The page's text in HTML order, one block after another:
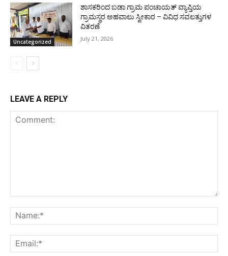
Uncategorized
ಶಾಸಕರಿಂದ ಬಡಾ ಗ್ರಾಮ ಪಂಚಾಯತ್ ವ್ಯಾಪ್ತಿಯ
ಗ್ರಾಮಸ್ಥರ ಅಹವಾಲು ಸ್ವೀಕಾರ – ವಿವಿಧ ಸವಲತ್ತುಗಳ
ವಿತರಣೆ
July 21, 2026
LEAVE A REPLY